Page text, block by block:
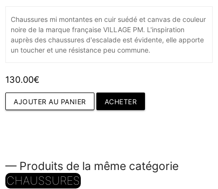
Chaussures mi montantes en cuir suédé et canvas de couleur
noire de la marque française VILLAGE PM. L'inspiration
auprès des chaussures d'escalade est évidente, elle apporte
un toucher et une résistance peu commune.
130.00€
AJOUTER AU PANIER ACHETER
— Produits de la même catégorie
CHAUSSURES